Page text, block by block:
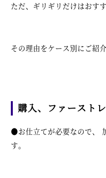
ただ、ギリギリだけはおす
その理由をケース別にご紹介
購入、ファースト
●お仕立てが必要なので、
す。